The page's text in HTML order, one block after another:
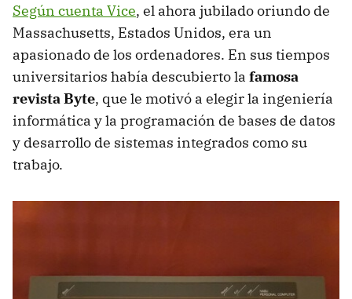
Según cuenta Vice, el ahora jubilado oriundo de
Massachusetts, Estados Unidos, era un
apasionado de los ordenadores. En sus tiempos
universitarios había descubierto la famosa
revista Byte, que le motivó a elegir la ingeniería
informática y la programación de bases de datos
y desarrollo de sistemas integrados como su
trabajo.